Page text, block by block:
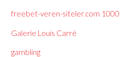
freebet-veren-siteler.com 1000
Galerie Louis Carré
gambling